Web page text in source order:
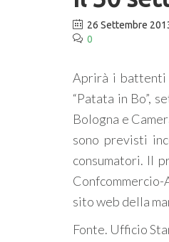
26 Settembre
0
Aprirà i battenti
“Patata in Bo”,
Bologna e
sono previsti
consumatori. Il
sito web della
Fonte. Ufficio